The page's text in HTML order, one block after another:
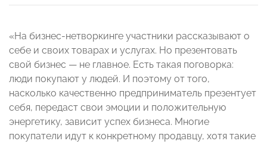
«На бизнес-нетворкинге участники рассказывают о
себе и своих товарах и услугах. Но презентовать
свой бизнес — не главное. Есть такая поговорка:
люди покупают у людей. И поэтому от того,
насколько качественно предприниматель презентует
себя, передаст свои эмоции и положительную
энергетику, зависит успех бизнеса. Многие
покупатели идут к конкретному продавцу, хотя такие